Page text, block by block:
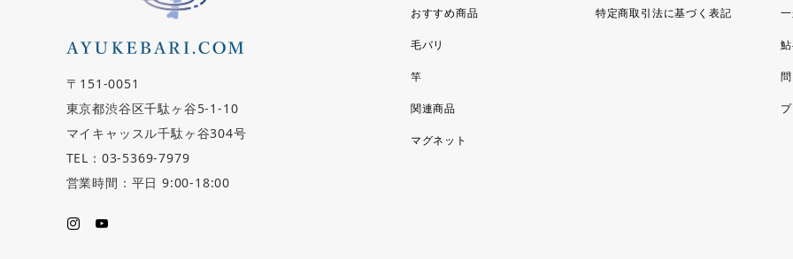
〒151-0051
東京都渋谷区千駄ヶ谷5-1-10
マイキャッスル千駄ヶ谷304号
TEL：03-5369-7979
営業時間：平日 9:00-18:00
おすすめ商品
毛バリ
竿
関連商品
マグネット
特定商取引法に基づく表記